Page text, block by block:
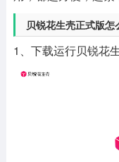
贝锐花生壳正式版怎
1、下载运行贝锐花